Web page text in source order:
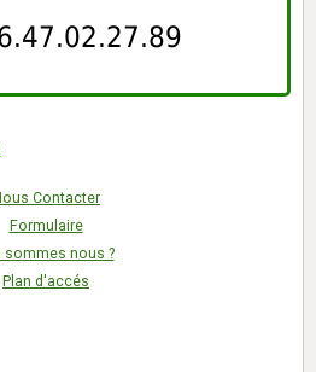
Contacter
Formulaire
sommes nous ?
Plan d'accés